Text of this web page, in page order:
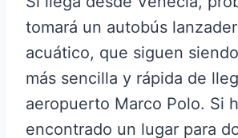
tomará un autobús
acuático, que siguen
más sencilla y rápida de
aeropuerto Marco Polo. Si
encontrado un lugar para